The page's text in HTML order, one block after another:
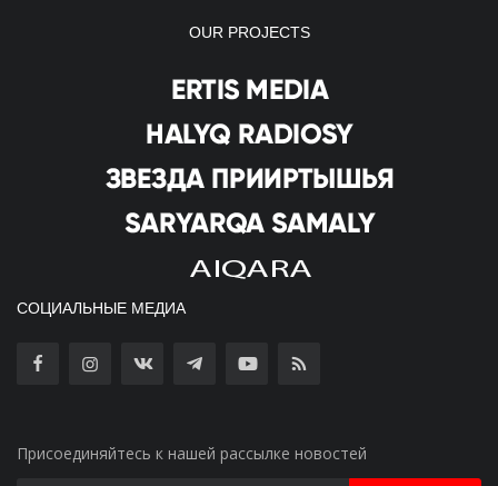
OUR PROJECTS
СОЦИАЛЬНЫЕ МЕДИА
Присоединяйтесь к нашей рассылке новостей